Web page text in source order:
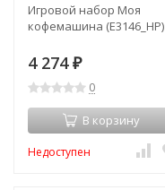
Игровой набор Моя
кофемашина (E3146_HP)
4 274 ₽
0
В корзину
Недоступен